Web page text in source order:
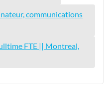
communications
FTE || Montreal,